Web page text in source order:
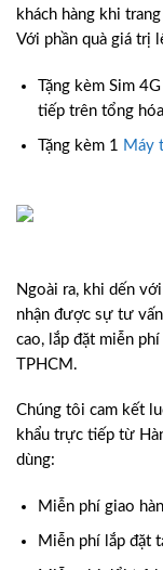
khách hàng khi
Với phần quà giá trị
Tặng kèm Sim
tiếp trên tổng
Tặng kèm 1 Máy
Ngoài ra, khi dến
nhận được sự tư
cao, lắp đặt miễn
TPHCM.
Chúng tôi cam kết
khẩu trực tiếp từ
dùng:
Miễn phí giao
Miễn phí lắp đặt